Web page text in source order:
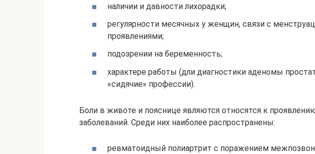
наличии и давности лихорадки;
регулярности месячных у женщин, связи с
проявлениями;
подозрении на беременность;
характере работы (дли диагностики аденомы
«сидячие» профессии).
Боли в животе и пояснице являются относятся к
заболеваний. Среди них наиболее распространены:
ревматоидный полиартрит с поражением